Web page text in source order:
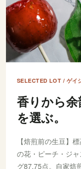
SELECTED LOT / ゲイ
香りから
を選ぶ。
【焙煎前の生豆】
の花・ピーチ・ジ
グ87.75点。自家焙